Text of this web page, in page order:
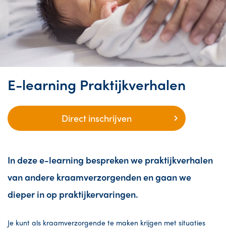
E-learning Praktijkverhalen
Direct inschrijven
In deze e-learning bespreken we praktijkverhalen
van andere kraamverzorgenden en gaan we
dieper in op praktijkervaringen.
Je kunt als kraamverzorgende te maken krijgen met situaties